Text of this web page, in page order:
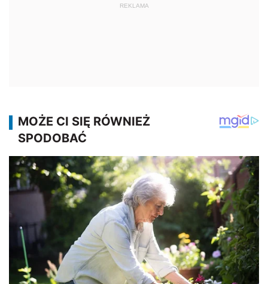
REKLAMA